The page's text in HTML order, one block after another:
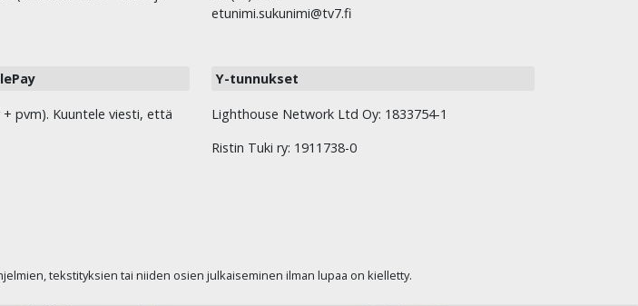
etunimi.sukunimi@tv7.fi
+ pvm). Kuuntele viesti, että
Y-tunnukset
Lighthouse Network Ltd Oy: 1833754-1
Ristin Tuki ry: 1911738-0
tekstityksien tai niiden osien julkaiseminen ilman lupaa on kielletty.